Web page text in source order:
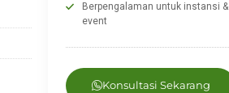
Berpengalaman untuk instansi &
event
Konsultasi Sekarang